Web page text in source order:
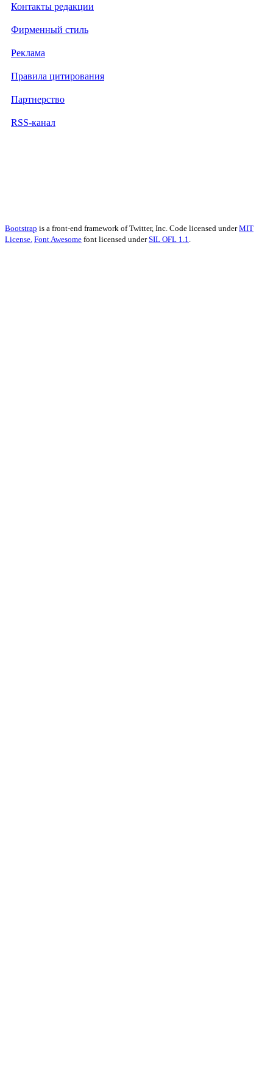
Контакты редакции
Фирменный стиль
Реклама
Правила цитирования
Партнерство
RSS-канал
Bootstrap is a front-end framework of Twitter, Inc. Code licensed underMIT
License. Font Awesome font licensed underSIL OFL 1.1